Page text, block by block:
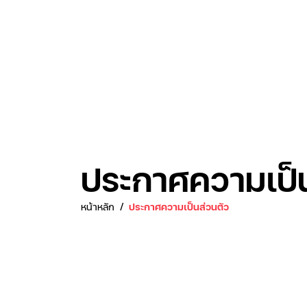
ประกาศความเ
หน้าหลัก ประกาศความเป็นส่วนตัว